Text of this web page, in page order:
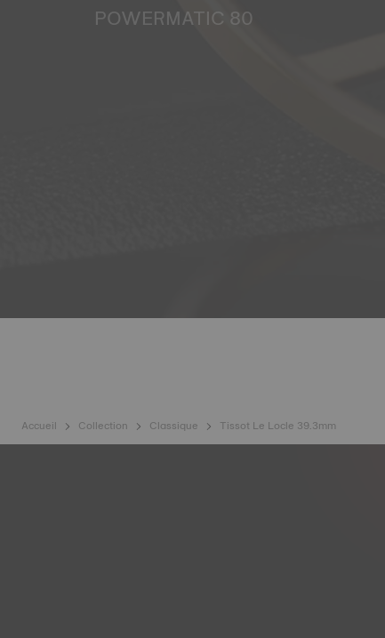
POWERMATIC 80
Accueil Collection Classique Tissot Le Locle 39.3mm